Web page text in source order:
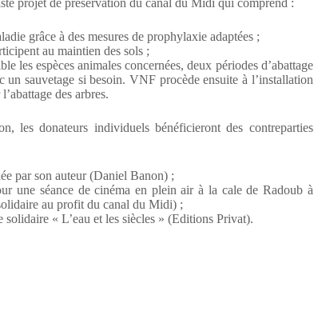
grâce à des mesures de prophylaxie adaptées ;
au maintien des sols ;
les espèces animales concernées, deux périodes d’abattage
sauvetage si besoin. VNF procède ensuite à l’installation
des arbres.
les donateurs individuels bénéficieront des contreparties
par son auteur (Daniel Banon) ;
une séance de cinéma en plein air à la cale de Radoub à
au profit du canal du Midi) ;
« L’eau et les siècles » (Editions Privat).